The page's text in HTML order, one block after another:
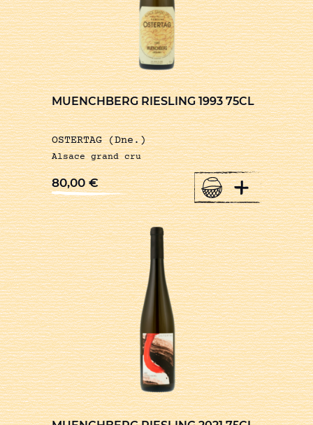
MUENCHBERG RIESLING 1993 75CL
OSTERTAG (Dne.)
Alsace grand cru
80,00€ +